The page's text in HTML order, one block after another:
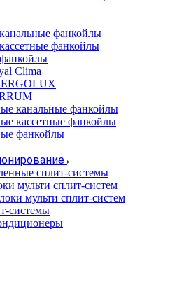
фанкойлы
фанкойлы
Clima
канальные фанкойлы
кассетные фанкойлы
фанкойлы
сплит-системы
мульти сплит-систем
мульти сплит-систем
системы